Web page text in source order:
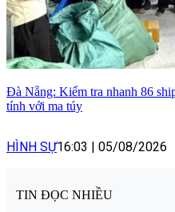
Đà Nẵng: Kiểm tra nhanh 86
tính với ma túy
HÌNH SỰ16:03 | 05/08/2026
TIN ĐỌC NHIỀU